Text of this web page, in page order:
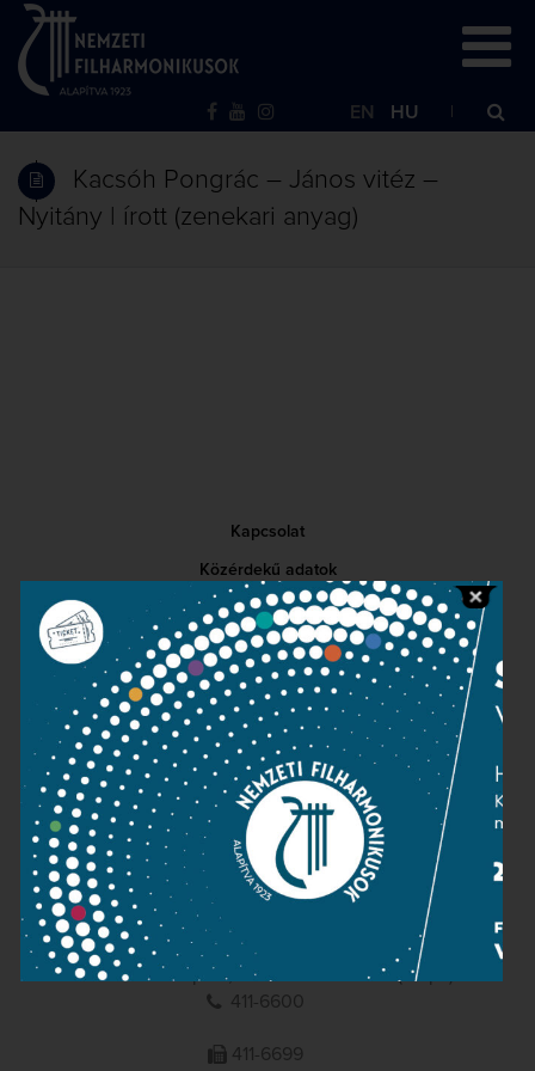
EN HU
Kacsóh Pongrác – János vitéz –
Nyitány | írott (zenekari anyag)
Kapcsolat
Közérdekű adatok
Sajtószoba
Adatvédelem
Impresszum
NEMZETI
FILHARMONIKUSOK
1095 Budapest, Komor Marcell u. 1. (Müpa)
411-6600
411-6699